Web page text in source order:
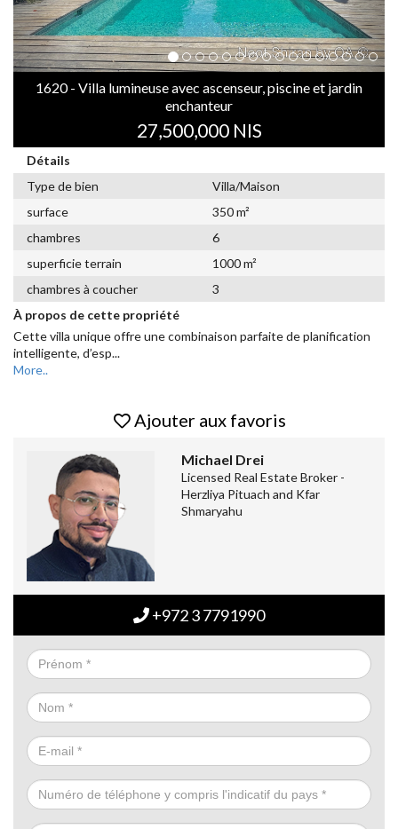
1620 - Villa lumineuse avec ascenseur, piscine et jardin
enchanteur
27,500,000 NIS
Détails
Type de bien
Villa/Maison
surface
350 m²
chambres
6
superficie terrain
1000 m²
chambres à coucher
3
À propos de cette propriété
Cette villa unique offre une combinaison parfaite de planification
intelligente, d’esp...
More..
Ajouter aux favoris
Michael Drei
Licensed Real Estate Broker -
Herzliya Pituach and Kfar
Shmaryahu
+972 3 7791990